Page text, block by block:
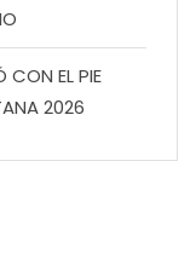
CON EL PIE
2026